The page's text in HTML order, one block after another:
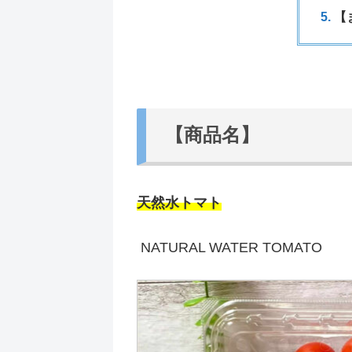
【商品名】
天然水トマト
NATURAL WATER TOMATO